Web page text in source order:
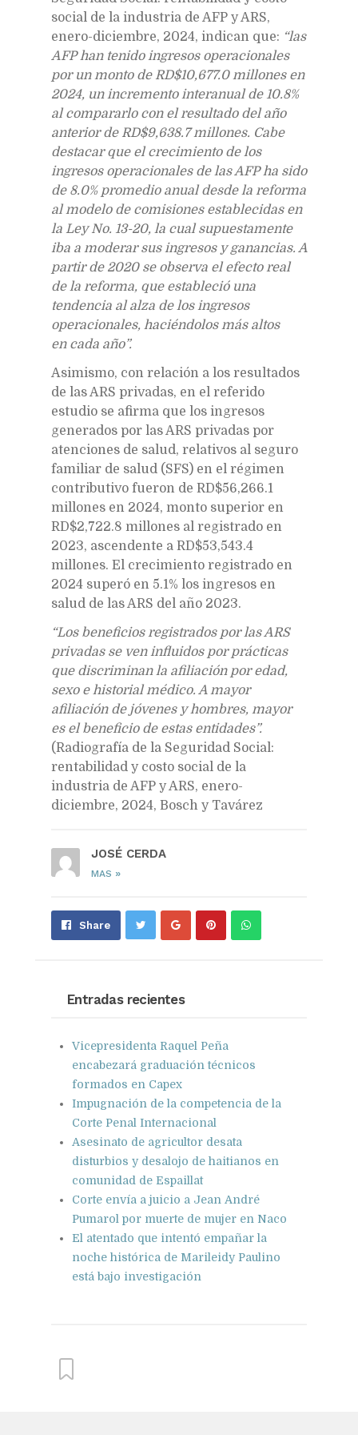
social de la industria de AFP y ARS,
enero-diciembre, 2024, indican que: “las
AFP han tenido ingresos operacionales
por un monto de RD$10,677.0 millones en
2024, un incremento interanual de 10.8%
al compararlo con el resultado del año
anterior de RD$9,638.7 millones. Cabe
destacar que el crecimiento de los
ingresos operacionales de las AFP ha sido
de 8.0% promedio anual desde la reforma
al modelo de comisiones establecidas en
la Ley No. 13-20, la cual supuestamente
iba a moderar sus ingresos y ganancias. A
partir de 2020 se observa el efecto real
de la reforma, que estableció una
tendencia al alza de los ingresos
operacionales, haciéndolos más altos
en cada año”.
Asimismo, con relación a los resultados
de las ARS privadas, en el referido
estudio se afirma que los ingresos
generados por las ARS privadas por
atenciones de salud, relativos al seguro
familiar de salud (SFS) en el régimen
contributivo fueron de RD$56,266.1
millones en 2024, monto superior en
RD$2,722.8 millones al registrado en
2023, ascendente a RD$53,543.4
millones. El crecimiento registrado en
2024 superó en 5.1% los ingresos en
salud de las ARS del año 2023.
“Los beneficios registrados por las ARS
privadas se ven influidos por prácticas
que discriminan la afiliación por edad,
sexo e historial médico. A mayor
afiliación de jóvenes y hombres, mayor
es el beneficio de estas entidades”.
(Radiografía de la Seguridad Social:
rentabilidad y costo social de la
industria de AFP y ARS, enero-
diciembre, 2024, Bosch y Tavárez
JOSÉ CERDA
MAS »
Share Share Pin Send
Entradas recientes
Vicepresidenta Raquel Peña
encabezará graduación técnicos
formados en Capex
Impugnación de la competencia de la
Corte Penal Internacional
Asesinato de agricultor desata
disturbios y desalojo de haitianos en
comunidad de Espaillat
Corte envía a juicio a Jean André
Pumarol por muerte de mujer en Naco
El atentado que intentó empañar la
noche histórica de Marileidy Paulino
está bajo investigación